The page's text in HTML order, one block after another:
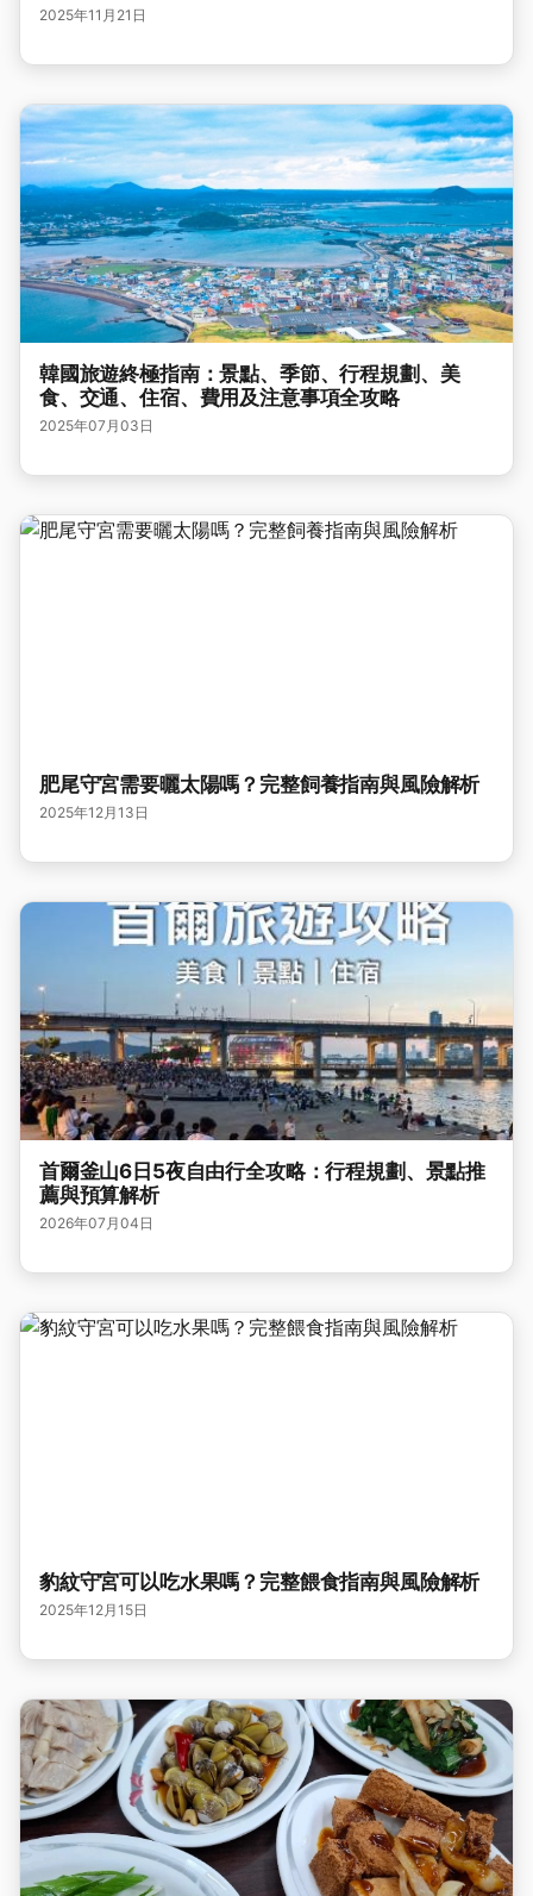
2025年11月21日
韓國旅遊終極指南：景點、季節、行程規劃、美
食、交通、住宿、費用及注意事項全攻略
2025年07月03日
肥尾守宮需要曬太陽嗎？完整飼養指南與風險解析
2025年12月13日
首爾釜山6日5夜自由行全攻略：行程規劃、景點推
薦與預算解析
2026年07月04日
豹紋守宮可以吃水果嗎？完整餵食指南與風險解析
2025年12月15日